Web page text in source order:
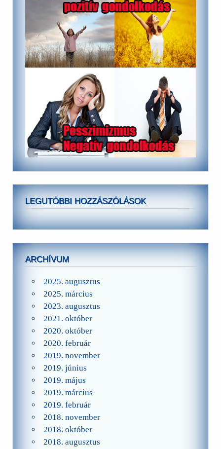
LEGUTÓBBI HOZZÁSZÓLÁSOK
ARCHÍVUM
2025. augusztus
2025. március
2023. augusztus
2021. október
2020. október
2020. február
2019. november
2019. június
2019. május
2019. március
2019. február
2018. november
2018. október
2018. augusztus